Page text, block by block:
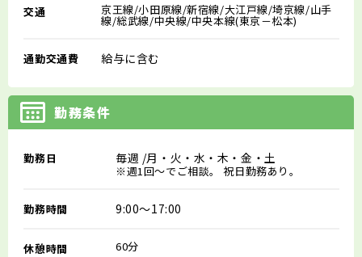
交通 京王線/小田原線/新宿線/大江戸線/埼京線/山手
線/総武線/中央線/中央本線(東京－松本)
通勤交通費 給与に含む
勤務条件
勤務日 毎週 /月・火・水・木・金・土
※週1回～でご相談。 祝日勤務あり。
勤務時間 9:00～17:00
休憩時間 60分